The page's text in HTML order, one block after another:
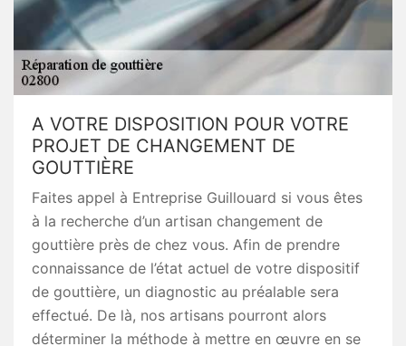
A VOTRE DISPOSITION POUR VOTRE
PROJET DE CHANGEMENT DE
GOUTTIÈRE
Faites appel à Entreprise Guillouard si vous êtes
à la recherche d’un artisan changement de
gouttière près de chez vous. Afin de prendre
connaissance de l’état actuel de votre dispositif
de gouttière, un diagnostic au préalable sera
effectué. De là, nos artisans pourront alors
déterminer la méthode à mettre en œuvre en se